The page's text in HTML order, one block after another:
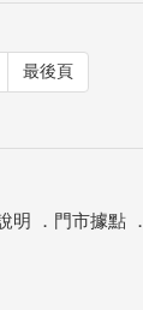
最後頁
明 ． 門市據點．